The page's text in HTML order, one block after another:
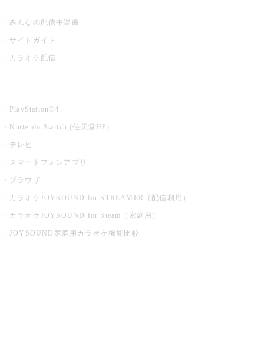
みんなの配信中楽曲
サイトガイド
カラオケ配信
PlayStation®4
Nintendo Switch (任天堂HP)
テレビ
スマートフォンアプリ
ブラウザ
カラオケJOYSOUND for STREAMER（配信利用）
カラオケJOYSOUND for Steam（家庭用）
JOYSOUND家庭用カラオケ機能比較